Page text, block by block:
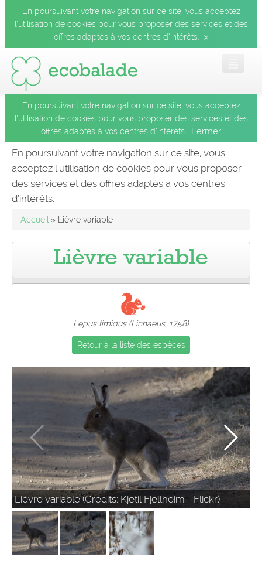
En poursuivant votre navigation sur ce site, vous acceptez
l’utilisation de cookies pour vous proposer des services et des
offres adaptés à vos centres d’intérêts.
x
Accueil
Les balades
Les espèces
Le blog
Pro
En poursuivant votre navigation sur ce site, vous acceptez
l’utilisation de cookies pour vous proposer des services et des
offres adaptés à vos centres d’intérêts.
Fermer
En poursuivant votre navigation sur ce site, vous
acceptez l’utilisation de cookies pour vous proposer
des services et des offres adaptés à vos centres
d’intérêts.
Accueil » Lièvre variable
Lièvre variable
Lepus timidus (Linnaeus, 1758)
Retour à la liste des espèces
Lièvre variable (Crédits: Kjetil Fjellheim - Flickr)